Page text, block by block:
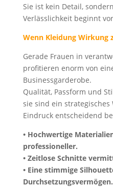
Sie ist kein Detail,
Verlässlichkeit beginnt
Wenn Kleidung Wirkung
Gerade Frauen in
profitieren enorm von
Businessgarderobe.
Qualität, Passform und
sie sind ein strategisches
Eindruck entscheidend
• Hochwertige
professioneller.
• Zeitlose Schnitte
• Eine stimmige
Durchsetzungsvermögen.